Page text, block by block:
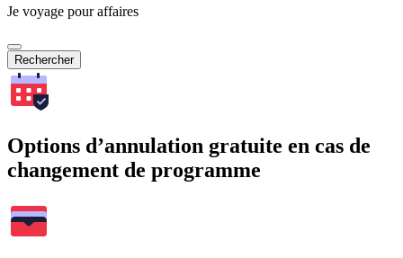
Je voyage pour affaires
Rechercher
Options d’annulation gratuite en cas de
changement de programme